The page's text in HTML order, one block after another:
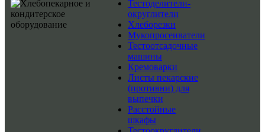
Тестоделители-
округлители
Хлеборезки
Мукопросеиватели
Тестоотсадочные
машины
Кремоварки
Листы пекарские
(противни) для
выпечки
Расстойные
шкафы